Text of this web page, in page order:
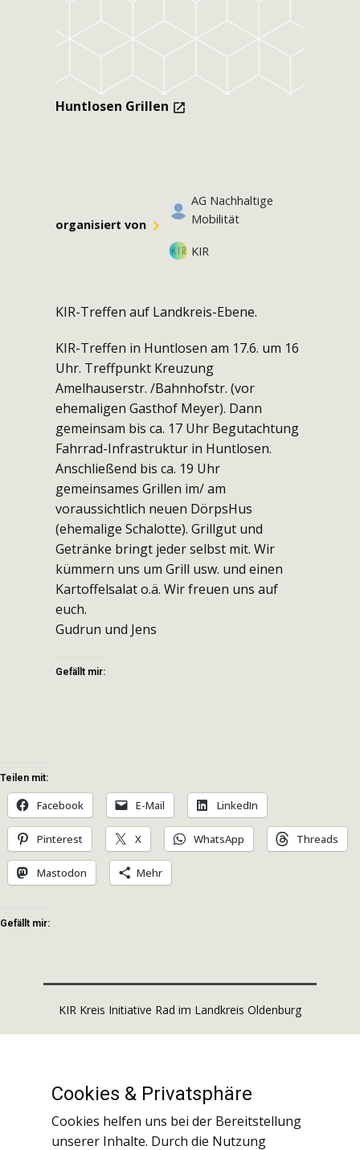
Huntlosen Grillen
organisiert von
AG Nachhaltige
Mobilität
KIR
KIR-Treffen auf Landkreis-Ebene.
KIR-Treffen in Huntlosen am 17.6. um 16
Uhr. Treffpunkt Kreuzung
Amelhauserstr. /Bahnhofstr. (vor
ehemaligen Gasthof Meyer). Dann
gemeinsam bis ca. 17 Uhr Begutachtung
Fahrrad-Infrastruktur in Huntlosen.
Anschließend bis ca. 19 Uhr
gemeinsames Grillen im/ am
voraussichtlich neuen DörpsHus
(ehemalige Schalotte). Grillgut und
Getränke bringt jeder selbst mit. Wir
kümmern uns um Grill usw. und einen
Kartoffelsalat o.ä. Wir freuen uns auf
euch.
Gudrun und Jens
Gefällt mir:
Teilen mit:
Facebook E-Mail LinkedIn
Pinterest X WhatsApp Threads
Mastodon Mehr
Gefällt mir:
KIR Kreis Initiative Rad im Landkreis Oldenburg
Datenschutz
Cookies & ​Privatsphäre
Cookies helfen uns bei der Bereitstellung
unserer Inhalte. Durch die Nutzung